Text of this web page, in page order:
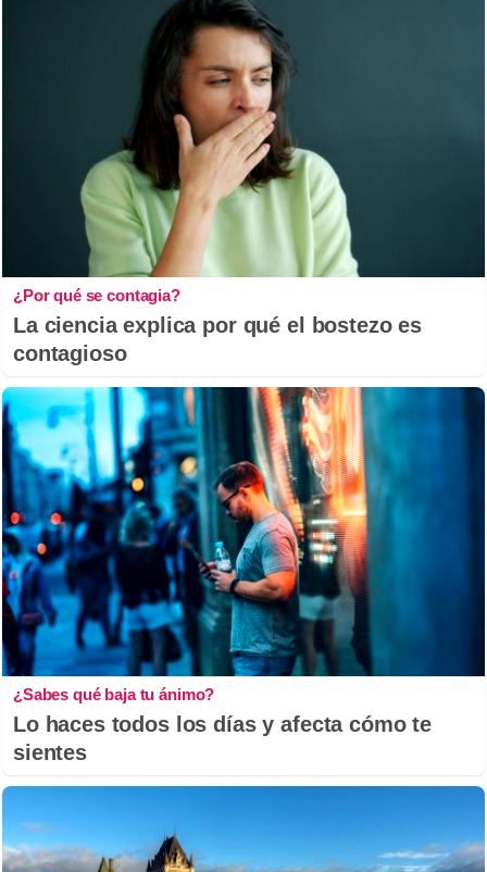
¿Por qué se contagia?
La ciencia explica por qué el bostezo es
contagioso
¿Sabes qué baja tu ánimo?
Lo haces todos los días y afecta cómo te
sientes